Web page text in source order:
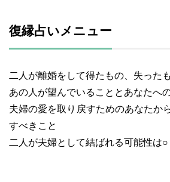
復縁占いメニュー
二人が離婚をして得たもの、失った
あの人が望んでいることとあなたへ
夫婦の愛を取り戻すためのあなたか
すべきこと
二人が夫婦として結ばれる可能性は○